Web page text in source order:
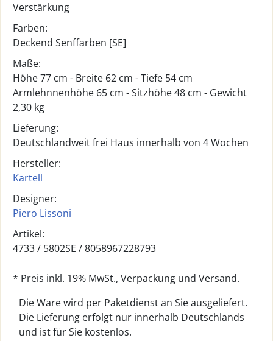
Verstärkung
Farben:
Deckend Senffarben [SE]
Maße:
Höhe 77 cm - Breite 62 cm - Tiefe 54 cm
Armlehnnenhöhe 65 cm - Sitzhöhe 48 cm - Gewicht
2,30 kg
Lieferung:
Deutschlandweit frei Haus innerhalb von 4 Wochen
Hersteller:
Kartell
Designer:
Piero Lissoni
Artikel:
4733 / 5802SE /8058967228793
* Preis inkl. 19% MwSt., Verpackung und Versand.
Die Ware wird per Paketdienst an Sie ausgeliefert.
Die Lieferung erfolgt nur innerhalb Deutschlands
und ist für Sie kostenlos.